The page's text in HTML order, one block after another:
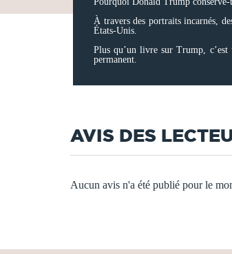
À travers des portraits incarnés,
États-Unis.
Plus qu’un livre sur Trump,
permanent.
AVIS DES
Aucun avis n'a été publié pour le